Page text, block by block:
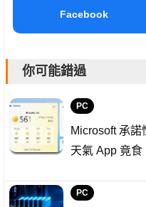
Facebook
你可能錯過
PC
Microsoft 承
天氣 App 竟食
PC